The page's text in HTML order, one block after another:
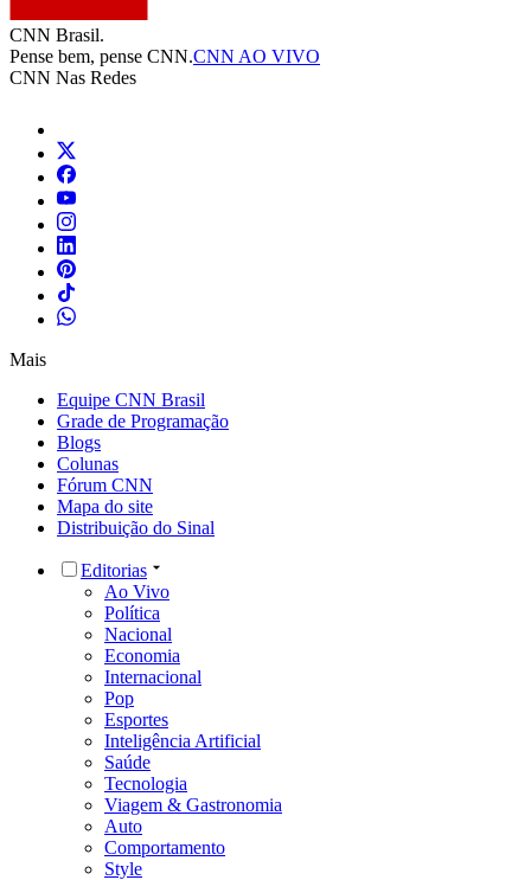
CNN Brasil.
Pense bem, pense CNN.CNN AO VIVO
CNN Nas Redes
Mais
Equipe CNN Brasil
Grade de Programação
Blogs
Colunas
Fórum CNN
Mapa do site
Distribuição do Sinal
Editorias
Ao Vivo
Política
Nacional
Economia
Internacional
Pop
Esportes
Inteligência Artificial
Saúde
Tecnologia
Viagem & Gastronomia
Auto
Comportamento
Style